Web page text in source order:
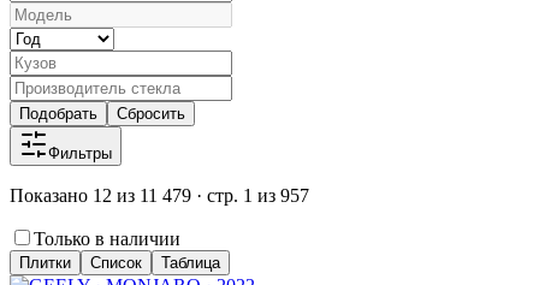
Подобрать Сбросить
Фильтры
Показано 12 из 11 479 · стр. 1 из 957
Только в наличии
Плитки Список Таблица